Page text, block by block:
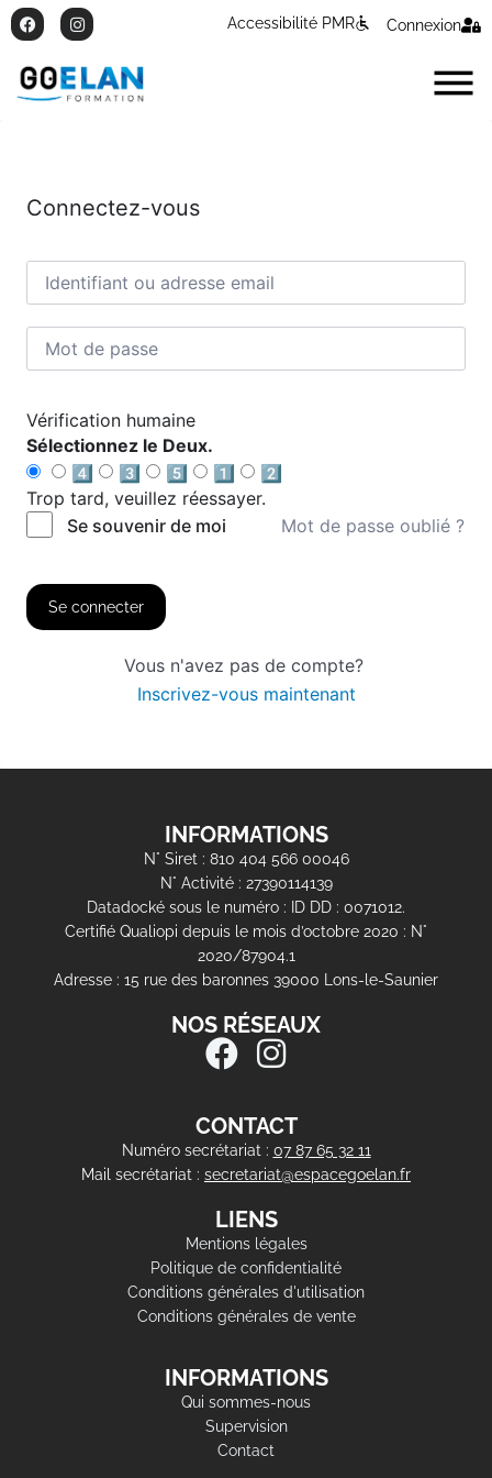
Accessibilité PMR Connexion
Connectez-vous
Vérification humaine
Sélectionnez le Deux.
4️⃣
3️⃣ 5️⃣ 1️⃣
2️⃣
Trop tard, veuillez réessayer.
Se souvenir de moi
Mot de passe oublié ?
Se connecter
Vous n'avez pas de compte?
Inscrivez-vous maintenant
INFORMATIONS
N° Siret : 810 404 566 00046
N° Activité : 27390114139
Datadocké sous le numéro : ID DD : 0071012.
Certifié Qualiopi depuis le mois d’octobre 2020 : N°
2020/87904.1
Adresse : 15 rue des baronnes 39000 Lons-le-Saunier
NOS RÉSEAUX
CONTACT
Numéro secrétariat : 07 87 65 32 11
Mail secrétariat : secretariat@espacegoelan.fr
LIENS
Mentions légales
Politique de confidentialité
Conditions générales d'utilisation
Conditions générales de vente
INFORMATIONS
Qui sommes-nous
Supervision
Contact